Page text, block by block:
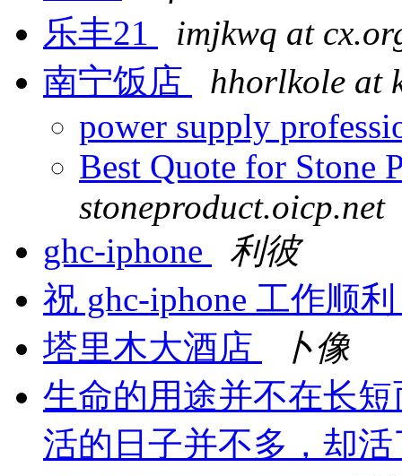
乐丰21
imjkwq at
南宁饭店
hhorlkole at
power supply
Best Quote for Stone
stoneproduct.oicp.net
ghc-iphone
利彼
祝 ghc-iphone 工作顺
塔里木大酒店
卜像
生命的用途并不在长
活的日子并不多，却